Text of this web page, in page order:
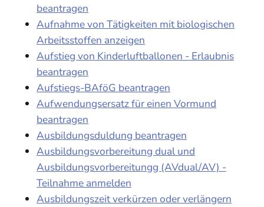
beantragen
Aufnahme von Tätigkeiten mit biologischen
Arbeitsstoffen anzeigen
Aufstieg von Kinderluftballonen - Erlaubnis
beantragen
Aufstiegs-BAföG beantragen
Aufwendungsersatz für einen Vormund
beantragen
Ausbildungsduldung beantragen
Ausbildungsvorbereitung dual und
Ausbildungsvorbereitungg (AVdual/AV) -
Teilnahme anmelden
Ausbildungszeit verkürzen oder verlängern